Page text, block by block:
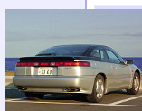
«前の